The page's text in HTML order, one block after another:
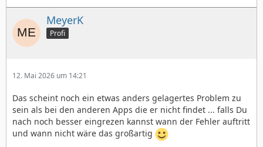
MeyerK
Profi
12. Mai 2026 um 14:21
Das scheint noch ein etwas anders gelagertes Problem zu
sein als bei den anderen Apps die er nicht findet ... falls Du
nach noch besser eingrezen kannst wann der Fehler auftritt
und wann nicht wäre das großartig